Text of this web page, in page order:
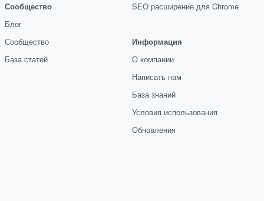
Сообщество
Блог
Сообщество
База статей
SEO расширение для Chrome
Информация
О компании
Написать нам
База знаний
Условия использования
Обновления